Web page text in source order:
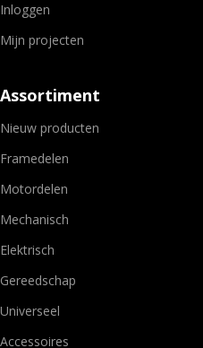
Inloggen
Mijn projecten
Assortiment
Nieuw producten
Framedelen
Motordelen
Mechanisch
Elektrisch
Gereedschap
Universeel
Accessoires